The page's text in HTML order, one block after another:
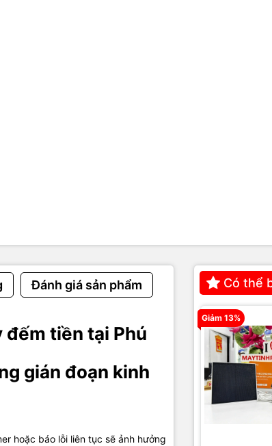
Đánh giá sản phẩm
đếm tiền tại Phú
gián đoạn kinh
hoặc báo lỗi liên tục sẽ ảnh hưởng
Có thể
Giảm 13%
không.
& bộ phận cần kiểm